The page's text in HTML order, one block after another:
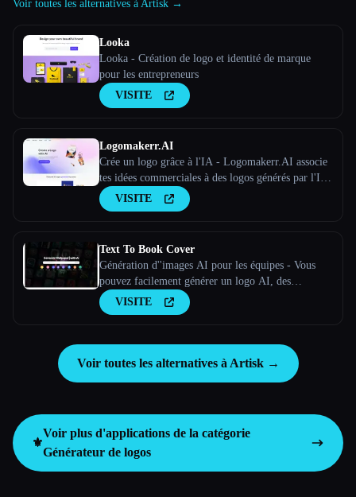
Voir toutes les alternatives à Artisk →
Looka
Looka - Création de logo et identité de marque
pour les entrepreneurs
VISITE
Logomakerr.AI
Crée un logo grâce à l'IA - Logomakerr.AI associe
tes idées commerciales à des logos générés par l'IA
en quelques clics !
VISITE
Text To Book Cover
Génération d''images AI pour les équipes - Vous
pouvez facilement générer un logo AI, des
couvertures de livres AI, des affiches AI et plus
encore - Stockimg AI
VISITE
Voir toutes les alternatives à Artisk →
⚜️
Voir plus d'applications de la catégorie
Générateur de logos